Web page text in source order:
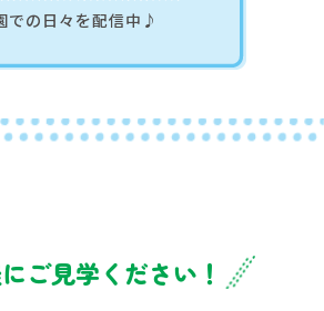
での日々を配信中♪
ご見学ください！